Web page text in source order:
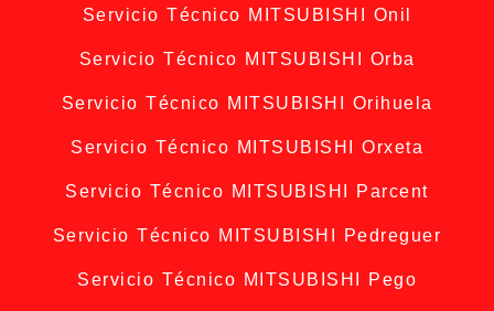
Servicio Técnico MITSUBISHI Onil
Servicio Técnico MITSUBISHI Orba
Servicio Técnico MITSUBISHI Orihuela
Servicio Técnico MITSUBISHI Orxeta
Servicio Técnico MITSUBISHI Parcent
Servicio Técnico MITSUBISHI Pedreguer
Servicio Técnico MITSUBISHI Pego